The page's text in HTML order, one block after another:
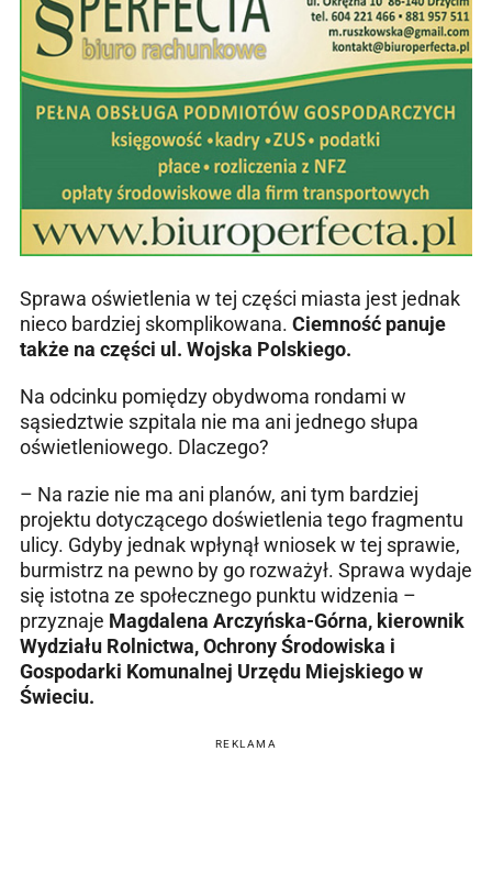
Sprawa oświetlenia w tej części miasta jest jednak
nieco bardziej skomplikowana. Ciemność panuje
także na części ul. Wojska Polskiego.
Na odcinku pomiędzy obydwoma rondami w
sąsiedztwie szpitala nie ma ani jednego słupa
oświetleniowego. Dlaczego?
– Na razie nie ma ani planów, ani tym bardziej
projektu dotyczącego doświetlenia tego fragmentu
ulicy. Gdyby jednak wpłynął wniosek w tej sprawie,
burmistrz na pewno by go rozważył. Sprawa wydaje
się istotna ze społecznego punktu widzenia –
przyznaje Magdalena Arczyńska-Górna, kierownik
Wydziału Rolnictwa, Ochrony Środowiska i
Gospodarki Komunalnej Urzędu Miejskiego w
Świeciu.
REKLAMA